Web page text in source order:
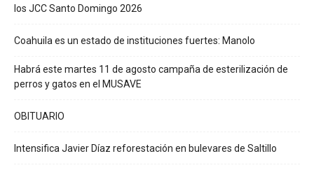
los JCC Santo Domingo 2026
Coahuila es un estado de instituciones fuertes: Manolo
Habrá este martes 11 de agosto campaña de esterilización de
perros y gatos en el MUSAVE
OBITUARIO
Intensifica Javier Díaz reforestación en bulevares de Saltillo